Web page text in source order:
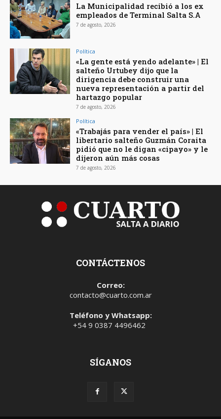
La Municipalidad recibió a los ex
empleados de Terminal Salta S.A
7 de agosto, 2026
Política
«La gente está yendo adelante» | El
salteño Urtubey dijo que la
dirigencia debe construir una
nueva representación a partir del
hartazgo popular
7 de agosto, 2026
Política
«Trabajás para vender el país» | El
libertario salteño Guzmán Coraita
pidió que no le digan «cipayo» y le
dijeron aún más cosas
7 de agosto, 2026
CONTÁCTENOS
Correo:
contacto@cuarto.com.ar
Teléfono y Whatsapp:
+54 9 0387 4496462
SÍGANOS